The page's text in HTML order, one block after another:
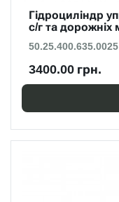
Гідроциліндр
с/г та
50.25.400.635.0025
3400.00 грн.